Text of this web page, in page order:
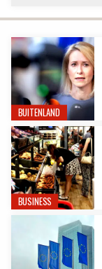
BUITENLAND
BUSINESS